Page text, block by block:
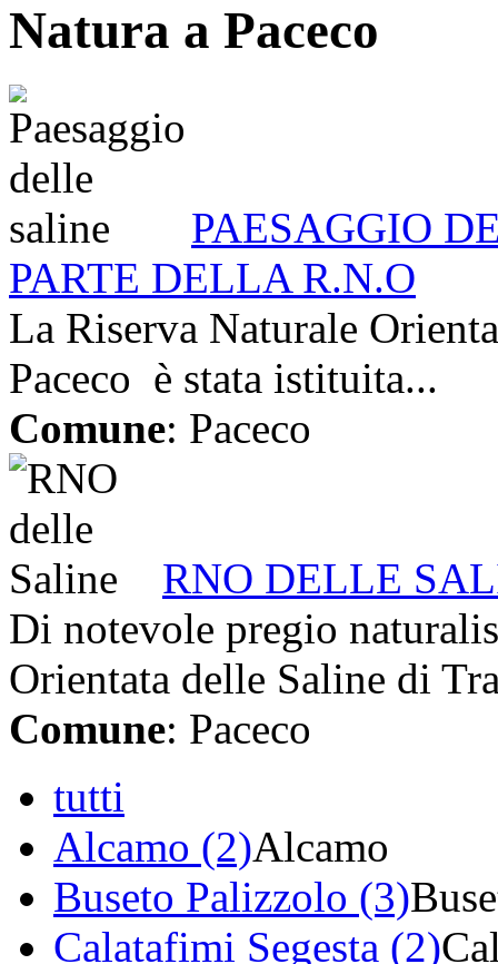
Natura a Paceco
PAESAGGIO
PARTE DELLA R.N.O
La Riserva Naturale
Paceco è stata istituita...
Comune: Paceco
RNO DELLE
Di notevole pregio
Orientata delle Saline di
Comune: Paceco
tutti
Alcamo (2)Alcamo
Buseto Palizzolo (3)
Calatafimi Segesta (2)